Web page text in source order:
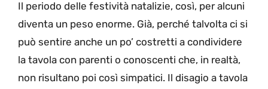
Il periodo delle festività natalizie, così, per alcuni
diventa un peso enorme. Già, perché talvolta ci si
può sentire anche un po’ costretti a condividere
la tavola con parenti o conoscenti che, in realtà,
non risultano poi così simpatici. Il disagio a tavola